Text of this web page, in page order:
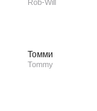
Rob-Will
Томми
Tommy